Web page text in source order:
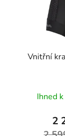
Vnitřní
Ihned
2